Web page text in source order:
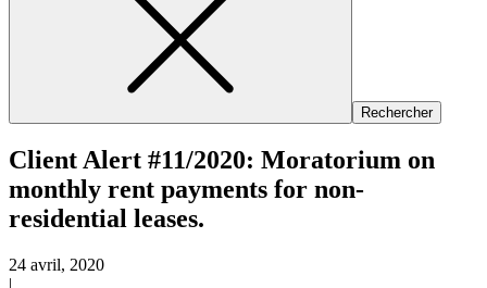
Client Alert #11/2020: Moratorium on
monthly rent payments for non-
residential leases.
24 avril, 2020
|